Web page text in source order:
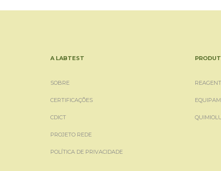
A LABTEST
SOBRE
CERTIFICAÇÕES
CDICT
PROJETO REDE
POLÍTICA DE PRIVACIDADE